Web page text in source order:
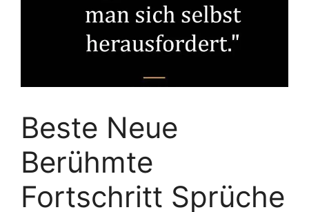
Beste Neue
Berühmte
Fortschritt Sprüche